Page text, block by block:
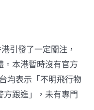
引發了一定關注，
。本港暫時沒有官方
均表示「不明飛行物
跟進」，未有專門